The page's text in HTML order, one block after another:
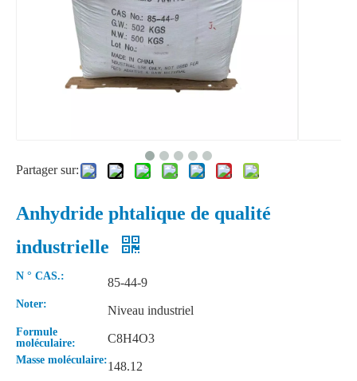
Composé à 99 % d'acétonitrile chimique
Partager sur:
Anhydride phtalique de qualité
industrielle
N ° CAS.: 85-44-9
Noter: Niveau industriel
Formule
moléculaire:
C8H4O3
Masse moléculaire:148.12